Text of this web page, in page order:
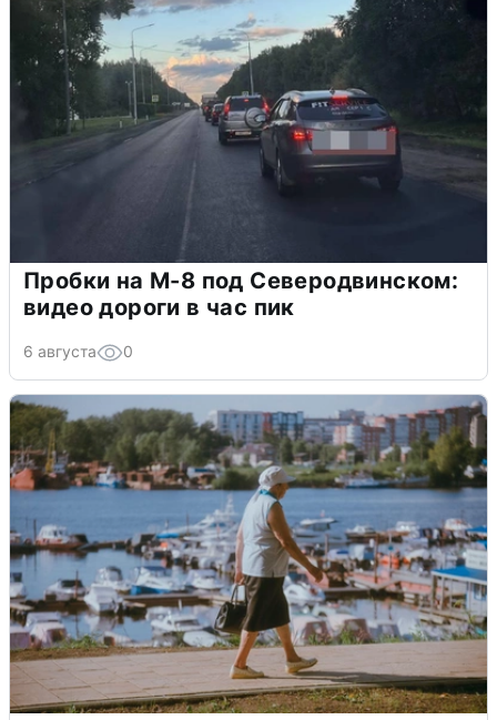
Пробки на М-8 под Северодвинском:
видео дороги в час пик
6 августа 0